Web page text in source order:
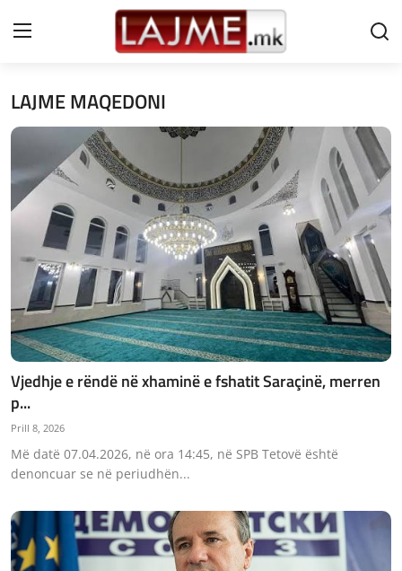
Shtëpi
LAJME MAQEDONI
SHQIPERI
KOSOVA
LAJME NGA BOTA
SHOWBIZ
SPORT
SHENDETI
JETA
Gallery
Shqip
LAJME MAQEDONI
Vjedhje e rëndë në xhaminë e fshatit Saraçinë, merren
p...
Prill 8, 2026
​Më datë 07.04.2026, në ora 14:45, në SPB Tetovë është
denoncuar se në periudhën...